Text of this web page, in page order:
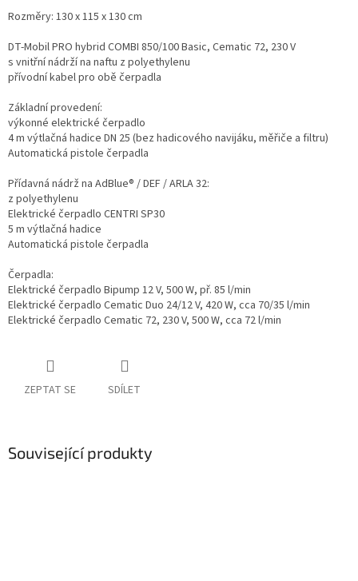
Rozměry: 130 x 115 x 130 cm
DT-Mobil PRO hybrid COMBI 850/100 Basic, Cematic 72, 230 V
s vnitřní nádrží na naftu z polyethylenu
přívodní kabel pro obě čerpadla
Základní provedení:
výkonné elektrické čerpadlo
4 m výtlačná hadice DN 25 (bez hadicového navijáku, měřiče a filtru)
Automatická pistole čerpadla
Přídavná nádrž na AdBlue® / DEF / ARLA 32:
z polyethylenu
Elektrické čerpadlo CENTRI SP30
5 m výtlačná hadice
Automatická pistole čerpadla
Čerpadla:
Elektrické čerpadlo Bipump 12 V, 500 W, př. 85 l/min
Elektrické čerpadlo Cematic Duo 24/12 V, 420 W, cca 70/35 l/min
Elektrické čerpadlo Cematic 72, 230 V, 500 W, cca 72 l/min
ZEPTAT SE SDÍLET
Související produkty